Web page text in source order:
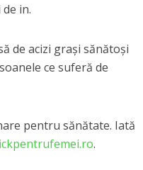
in.
de acizi graşi sănătoşi
ce suferă de
pentru sănătate. Iată
.